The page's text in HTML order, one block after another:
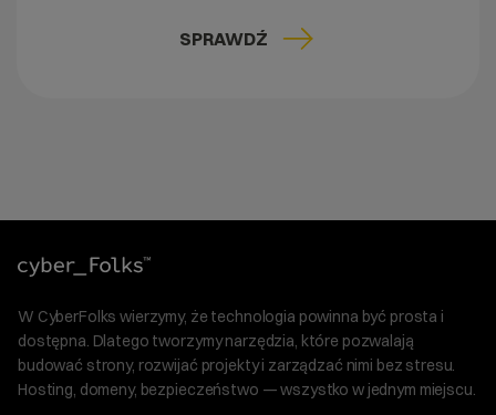
SPRAWDŹ
W CyberFolks wierzymy, że technologia powinna być prosta i
dostępna. Dlatego tworzymy narzędzia, które pozwalają
budować strony, rozwijać projekty i zarządzać nimi bez stresu.
Hosting, domeny, bezpieczeństwo — wszystko w jednym miejscu.